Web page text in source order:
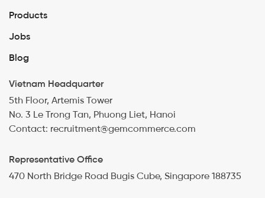
Products
Jobs
Blog
Vietnam Headquarter
5th Floor, Artemis Tower
No. 3 Le Trong Tan, Phuong Liet, Hanoi
Contact: recruitment@gemcommerce.com
Representative Office
470 North Bridge Road Bugis Cube, Singapore 188735